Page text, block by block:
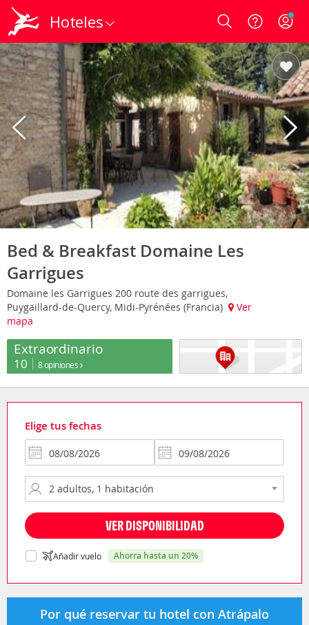
Hoteles Login
Bed & Breakfast Domaine Les
Garrigues
Domaine les Garrigues 200 route des garrigues,
Puygaillard-de-Quercy, Midi-Pyrénées (Francia)
Ver
mapa
Extraordinario
10 8 opiniones
Elige tus fechas
VER DISPONIBILIDAD
Añadir vuelo ahorra hasta un 20%
Por qué reservar tu hotel con Atrápalo